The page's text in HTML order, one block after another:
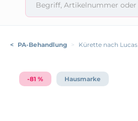
< PA-Behandlung > Kürette nach Lucas
-81 % Hausmarke